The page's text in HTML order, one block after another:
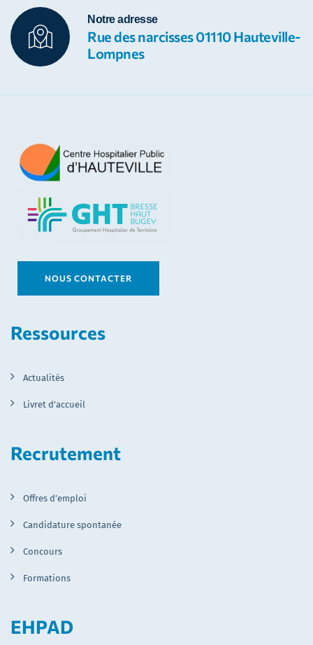
Notre adresse
Rue des narcisses 01110 Hauteville-
Lompnes
NOUS CONTACTER
Ressources
Actualités
Livret d’accueil
Recrutement
Offres d’emploi
Candidature spontanée
Concours
Formations
EHPAD